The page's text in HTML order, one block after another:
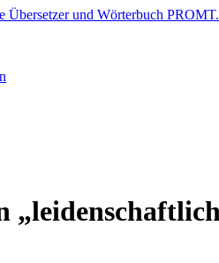
PROMT.